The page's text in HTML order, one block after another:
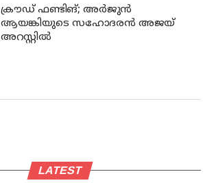
ക്രൗഡ് ഫണ്ടിങ്; അര്‍ജുന്‍
ആയങ്കിയുടെ സഹോദരന്‍ അജയ്
അറസ്റ്റില്‍
LATEST